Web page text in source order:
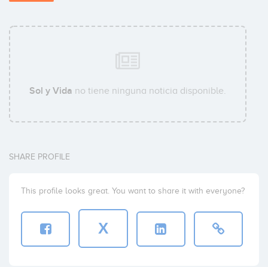
Sol y Vida no tiene ninguna noticia disponible.
SHARE PROFILE
This profile looks great. You want to share it with everyone?
X